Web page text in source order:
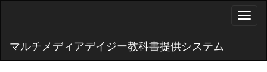
マルチメディアデイジー教科書提供システム